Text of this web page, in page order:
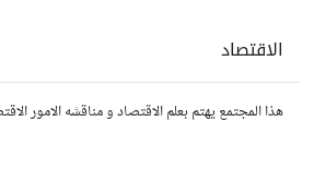
الاقتصاد
هذا المجتمع يهتم بعلم الاقتصاد و مناقشه الامور